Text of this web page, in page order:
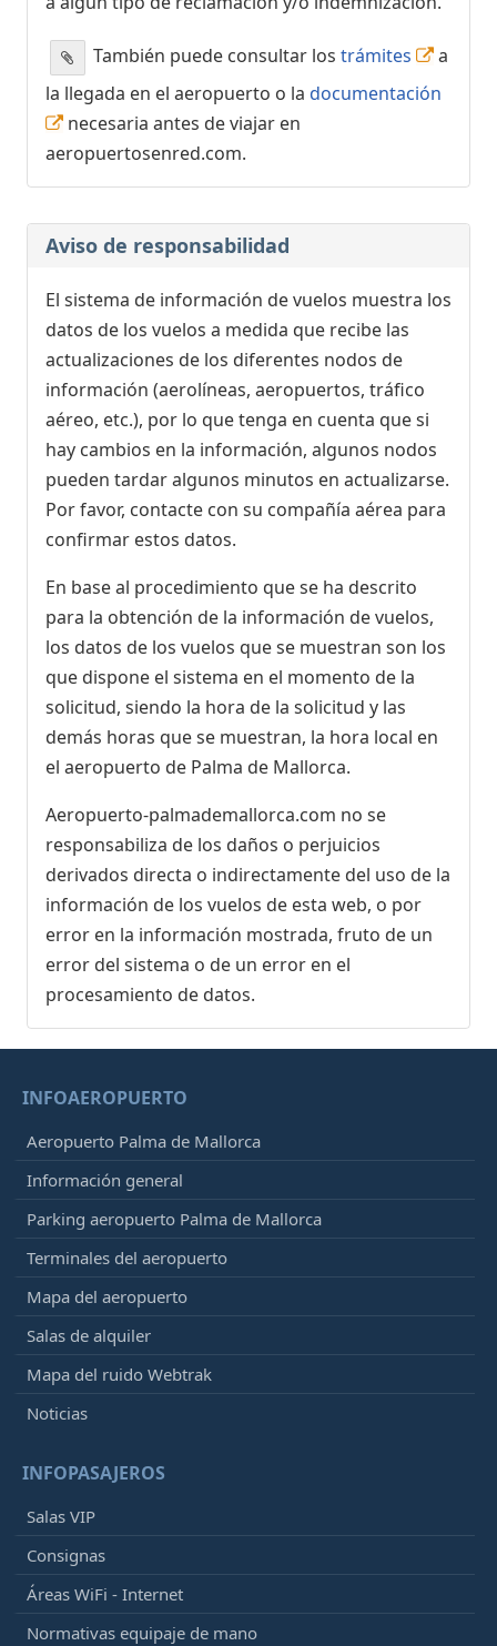
También puede consultar los trámites
a
la llegada en el aeropuerto o la documentación
necesaria antes de viajar en
aeropuertosenred.com.
Aviso de responsabilidad
El sistema de información de vuelos muestra los
datos de los vuelos a medida que recibe las
actualizaciones de los diferentes nodos de
información (aerolíneas, aeropuertos, tráfico
aéreo, etc.), por lo que tenga en cuenta que si
hay cambios en la información, algunos nodos
pueden tardar algunos minutos en actualizarse.
Por favor, contacte con su compañía aérea para
confirmar estos datos.
En base al procedimiento que se ha descrito
para la obtención de la información de vuelos,
los datos de los vuelos que se muestran son los
que dispone el sistema en el momento de la
solicitud, siendo la hora de la solicitud y las
demás horas que se muestran, la hora local en
el aeropuerto de Palma de Mallorca.
Aeropuerto-palmademallorca.com no se
responsabiliza de los daños o perjuicios
derivados directa o indirectamente del uso de la
información de los vuelos de esta web, o por
error en la información mostrada, fruto de un
error del sistema o de un error en el
procesamiento de datos.
INFOAEROPUERTO
Aeropuerto Palma de Mallorca
Información general
Parking aeropuerto Palma de Mallorca
Terminales del aeropuerto
Mapa del aeropuerto
Salas de alquiler
Mapa del ruido Webtrak
Noticias
INFOPASAJEROS
Salas VIP
Consignas
Áreas WiFi - Internet
Normativas equipaje de mano